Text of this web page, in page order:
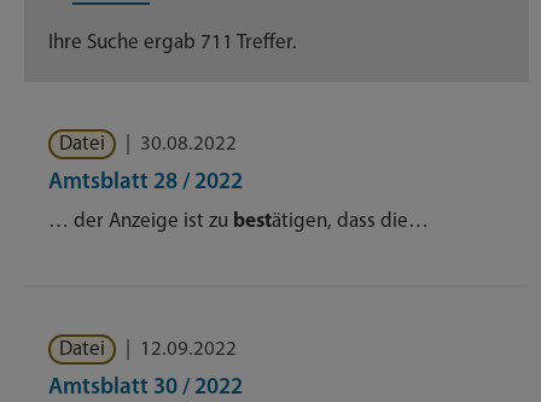
Themenseite
Veröffentlichungen
Ihre Suche ergab 711 Treffer.
Datei 30.08.2022
Amtsblatt 28 / 2022
… der Anzeige ist zu bestätigen, dass die…
Datei 12.09.2022
Amtsblatt 30 / 2022